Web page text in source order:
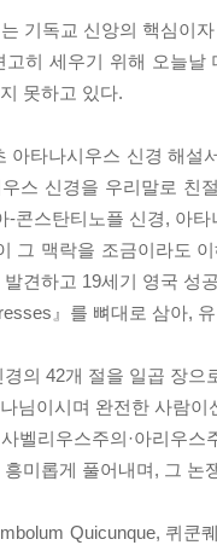
기독교 신앙의 핵심이
고히 세우기 위해 오늘
못하고 있다.
아타나시우스 신경 해
스 신경을 우리말로 친
-콘스탄티노플 신경, 아
그 맥락을 조금이라도
견하고 19세기 영국 성
』를 뼈대로 삼아,
의 42개 절을 일곱 장
나님이시며 완전한 사람
벨리우스주의·아리우
미롭게 풀어내며, 그
Quicunque, 퀴